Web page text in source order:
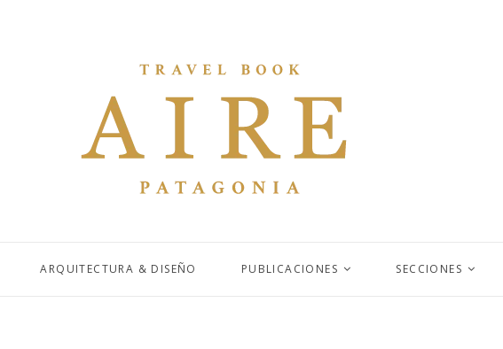
ARQUITECTURA & DISEÑO PUBLICACIONES SECCIONES